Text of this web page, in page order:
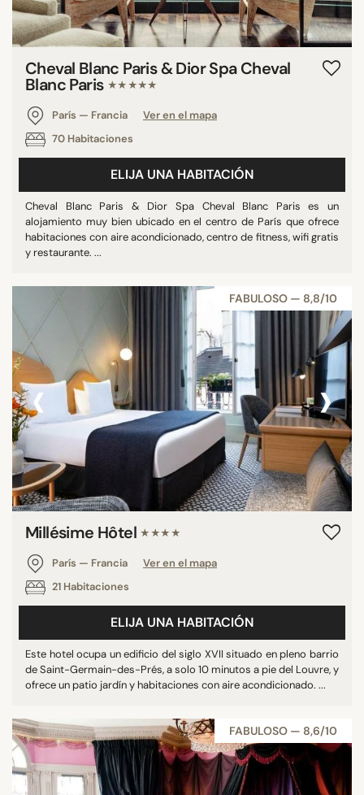
Cheval Blanc Paris & Dior Spa Cheval
Blanc Paris ★★★★★
París — Francia
Ver en el mapa
70 Habitaciones
ELIJA UNA HABITACIÓN
Cheval Blanc Paris & Dior Spa Cheval Blanc Paris es un
alojamiento muy bien ubicado en el centro de París que ofrece
habitaciones con aire acondicionado, centro de fitness, wifi gratis
y restaurante. ...
FABULOSO — 8,8/10
‹ ›
Millésime Hôtel ★★★★
París — Francia
Ver en el mapa
21 Habitaciones
ELIJA UNA HABITACIÓN
Este hotel ocupa un edificio del siglo XVII situado en pleno barrio
de Saint-Germain-des-Prés, a solo 10 minutos a pie del Louvre, y
ofrece un patio jardín y habitaciones con aire acondicionado. ...
FABULOSO — 8,6/10